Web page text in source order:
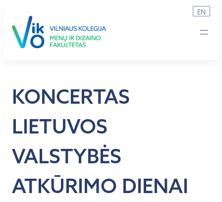
turinio
EN
KONCERTAS
LIETUVOS
VALSTYBĖS
ATKŪRIMO DIENAI